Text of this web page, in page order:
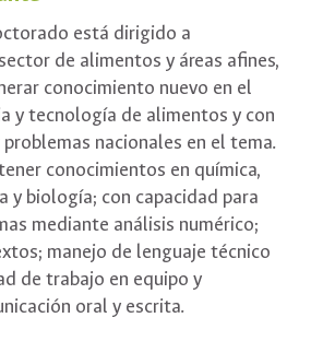
está dirigido a
de alimentos y áreas afines,
conocimiento nuevo en el
y tecnología de alimentos y con
nacionales en el tema.
conocimientos en química,
y biología; con capacidad para
mediante análisis numérico;
manejo de lenguaje técnico
de trabajo en equipo y
oral y escrita.